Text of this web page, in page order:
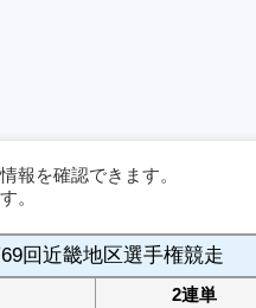
報を確認できます。
。
回近畿地区選手権競走
2連単